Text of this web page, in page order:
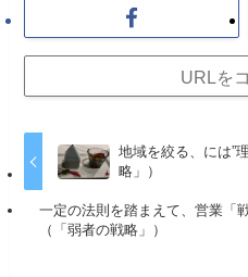
URLを
地域を絞る、には”
略」）
一定の法則を踏まえて、営業「
（「弱者の戦略」）